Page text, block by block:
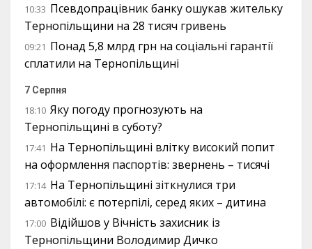
10:33 Псевдопрацівник банку ошукав жительку
Тернопільщини на 28 тисяч гривень
09:21 Понад 5,8 млрд грн на соціальні гарантії
сплатили на Тернопільщині
7 Серпня
18:10 Яку погоду прогнозують на
Тернопільщині в суботу?
17:41 На Тернопільщині влітку високий попит
на оформлення паспортів: звернень – тисячі
17:14 На Тернопільщині зіткнулися три
автомобілі: є потерпілі, серед яких – дитина
17:00 Відійшов у Вічність захисник із
Тернопільщини Володимир Дичко